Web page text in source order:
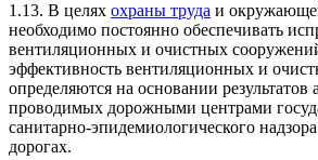
1.13. В целях охраны труда и
необходимо постоянно обеспечивать
вентиляционных и очистных
эффективность вентиляционных и
определяются на основании результатов
проводимых дорожными центрами
санитарно-эпидемиологического
дорогах.